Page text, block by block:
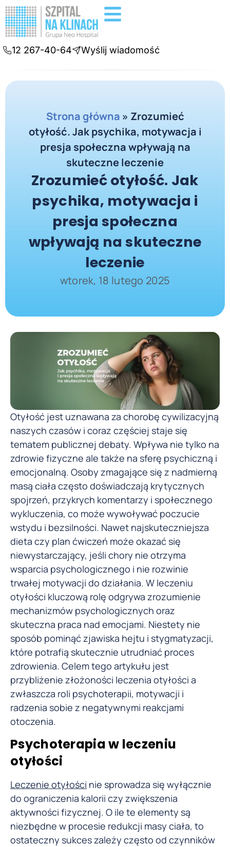
12 267-40-64 Wyślij wiadomość
Strona główna » Zrozumieć
otyłość. Jak psychika, motywacja i
presja społeczna wpływają na
skuteczne leczenie
Zrozumieć otyłość. Jak
psychika, motywacja i
presja społeczna
wpływają na skuteczne
leczenie
wtorek, 18 lutego 2025
Otyłość jest uznawana za chorobę cywilizacyjną
naszych czasów i coraz częściej staje się
tematem publicznej debaty. Wpływa nie tylko na
zdrowie fizyczne ale także na sferę psychiczną i
emocjonalną. Osoby zmagające się z nadmierną
masą ciała często doświadczają krytycznych
spojrzeń, przykrych komentarzy i społecznego
wykluczenia, co może wywoływać poczucie
wstydu i bezsilności. Nawet najskuteczniejsza
dieta czy plan ćwiczeń może okazać się
niewystarczający, jeśli chory nie otrzyma
wsparcia psychologicznego i nie rozwinie
trwałej motywacji do działania. W leczeniu
otyłości kluczową rolę odgrywa zrozumienie
mechanizmów psychologicznych oraz
skuteczna praca nad emocjami. Niestety nie
sposób pominąć zjawiska hejtu i stygmatyzacji,
które potrafią skutecznie utrudniać proces
zdrowienia. Celem tego artykułu jest
przybliżenie złożoności leczenia otyłości a
zwłaszcza roli psychoterapii, motywacji i
radzenia sobie z negatywnymi reakcjami
otoczenia.
Psychoterapia w leczeniu
otyłości
Leczenie otyłości nie sprowadza się wyłącznie
do ograniczenia kalorii czy zwiększenia
aktywności fizycznej. O ile te elementy są
niezbędne w procesie redukcji masy ciała, to
ostateczny sukces zależy często od czynników